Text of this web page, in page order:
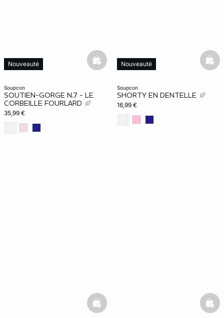
soupcon
SOUTIEN-GORGE N.7 - LE
CORBEILLE FOURLARD
35,99 €
Nouveauté basketfull
soupcon
SHORTY EN DENTELLE
16,99 €
Nouveauté
basketfull